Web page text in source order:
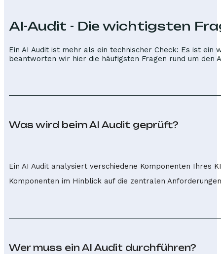
AI-Audit - Die wichtigsten
Ein AI Audit ist mehr als ein technischer Check: Es ist
beantworten wir hier die häufigsten Fragen rund um den
Was wird beim AI Audit geprüft?
Ein AI Audit analysiert verschiedene Komponenten Ihres
Komponenten im Hinblick auf die zentralen
Wer muss ein AI Audit durchführen?